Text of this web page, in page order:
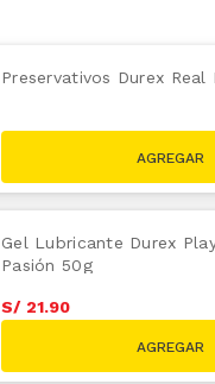
Preservativos Durex Real
Gel Lubricante Durex
Pasión 50g
S/ 21.90